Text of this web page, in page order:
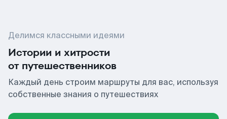
Делимся классными идеями
Истории и хитрости
от путешественников
Каждый день строим маршруты для вас, используя
собственные знания о путешествиях